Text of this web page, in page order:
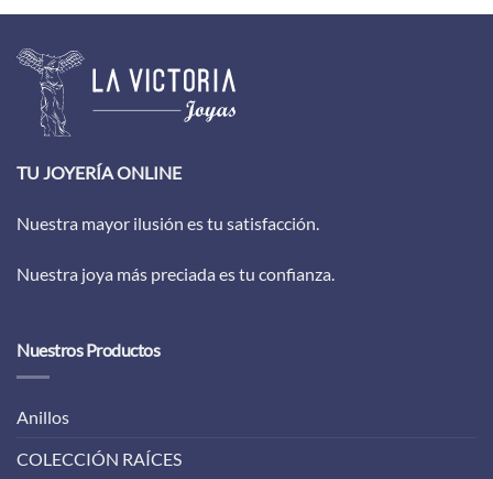
TU JOYERÍA ONLINE
Nuestra mayor ilusión es tu satisfacción.
Nuestra joya más preciada es tu confianza.
Nuestros Productos
Anillos
COLECCIÓN RAÍCES